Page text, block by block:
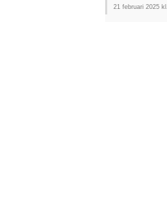
21 februari 2025